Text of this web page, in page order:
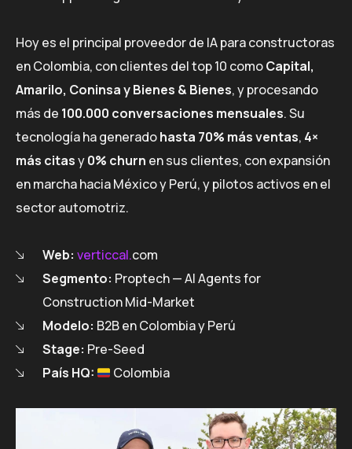
Hoy es el principal proveedor de IA para constructoras
en Colombia, con clientes del top 10 comoCapital,
Amarilo, Coninsa y Bienes & Bienes, y procesando
más de 100.000 conversaciones mensuales. Su
tecnología ha generadohasta 70% más ventas, 4×
más citasy0% churn en sus clientes, con expansión
en marcha hacia México y Perú, y pilotos activos en el
sector automotriz.
Web: verticcal.com
Segmento: Proptech — AI Agents for
Construction Mid-Market
Modelo: B2B en Colombia y Perú
Stage: Pre-Seed
País HQ:
Colombia